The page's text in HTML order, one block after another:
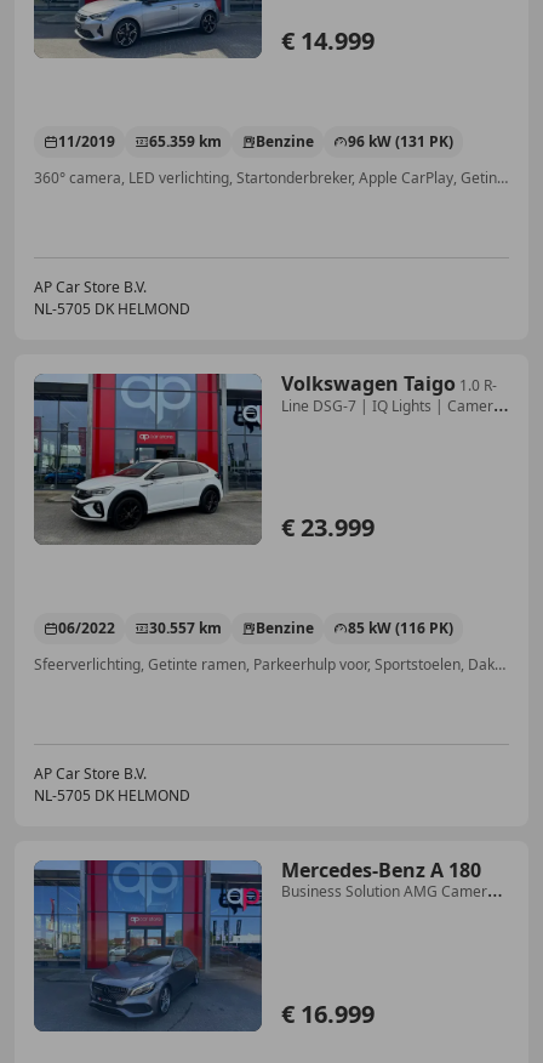
€ 14.999
11/2019 65.359 km Benzine
96 kW (131 PK)
360° camera, LED verlichting, Startonderbreker, Apple CarPlay, Getinte ramen, Nieuwe APK, Centrale deurvergrendeling met afstandsbediening, Sportstoelen
AP Car Store B.V.
NL-5705 DK HELMOND
Volkswagen Taigo 1.0 R-
Line DSG-7 | IQ Lights | Camera
€ 23.999
06/2022 30.557 km Benzine
85 kW (116 PK)
Sfeerverlichting, Getinte ramen, Parkeerhulp voor, Sportstoelen, Dakrails, Standkachel, Met onderhoudshistorie, Regensensor
AP Car Store B.V.
NL-5705 DK HELMOND
Mercedes-Benz A 180
Business Solution AMG Camera
€ 16.999